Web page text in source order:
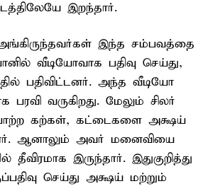
இறந்தார்.
இந்த சம்பவத்தை
வீடியோவாக பதிவு செய்து,
பதிவிட்டனர். அந்த வீடியோ
வருகிறது. மேலும் சிலர்
கற்கள், கட்டைகளை அக்ஷய்
ஆனாலும் அவர் மனைவியை
இருந்தார். இதுகுறித்து
செய்து அக்ஷய் மற்றும்